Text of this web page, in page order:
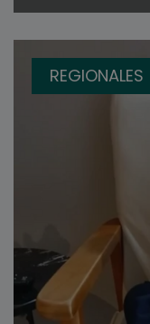
REGIONALES